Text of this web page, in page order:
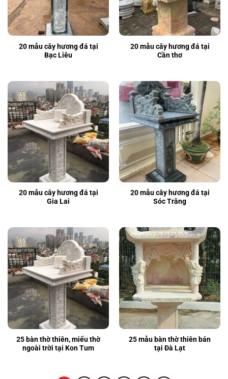
20 mẫu cây hương đá tại
Bạc Liêu
20 mẫu cây hương đá tại
Cần thơ
20 mẫu cây hương đá tại
Gia Lai
20 mẫu cây hương đá tại
Sóc Trăng
25 bàn thờ thiên, miếu thờ
ngoài trời tại Kon Tum
25 mẫu bàn thờ thiên bán
tại Đà Lạt